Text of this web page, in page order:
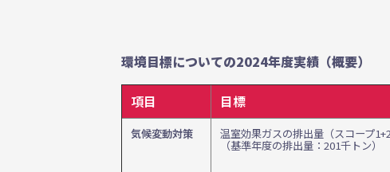
環境目標についての2024年度実績（概要）
項目 目標
気候変動対策 温室効果ガスの排出量（スコープ
（基準年度の排出量：201千トン）